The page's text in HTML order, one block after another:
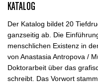
KATALOG
Der Katalog bildet 20
ganzseitig ab. Die
menschlichen Existenz in
von Anastasia Antropova /
Doktorarbeit über das
schreibt. Das Vorwort